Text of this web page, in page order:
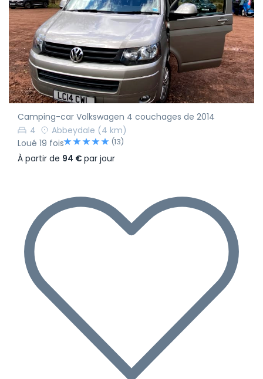
Camping-car Volkswagen 4 couchages de 2014
4
Abbeydale (4 km)
Loué 19 fois
(13)
À partir de 94 €par jour